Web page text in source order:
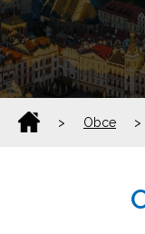
> Obce >